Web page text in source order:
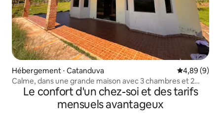
Hébergement ⋅ Catanduva Évaluation
4,89 (9)
Calme, dans une grande maison avec 3 chambres et 2
salles de bains
Le confort d'un chez-soi et des tarifs
mensuels avantageux